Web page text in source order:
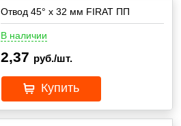
Отвод 45° х 32 мм FIRAT ПП
В наличии
2,37 руб./шт.
Купить